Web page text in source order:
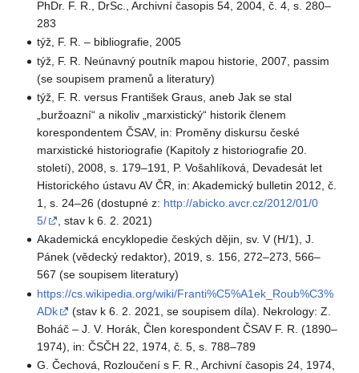
PhDr. F. R., DrSc., Archivní časopis 54, 2004, č. 4, s. 280–
283
týž, F. R. – bibliografie, 2005
týž, F. R. Neúnavný poutník mapou historie, 2007, passim
(se soupisem pramenů a literatury)
týž, F. R. versus František Graus, aneb Jak se stal
„buržoazní“ a nikoliv „marxistický“ historik členem
korespondentem ČSAV, in: Proměny diskursu české
marxistické historiografie (Kapitoly z historiografie 20.
století), 2008, s. 179–191, P. Vošahlíková, Devadesát let
Historického ústavu AV ČR, in: Akademický bulletin 2012, č.
1, s. 24–26 (dostupné z: http://abicko.avcr.cz/2012/01/0
5/
, stav k 6. 2. 2021)
Akademická encyklopedie českých dějin, sv. V (H/1), J.
Pánek (vědecký redaktor), 2019, s. 156, 272–273, 566–
567 (se soupisem literatury)
https://cs.wikipedia.org/wiki/Franti%C5%A1ek_Roub%C3%
ADk
(stav k 6. 2. 2021, se soupisem díla). Nekrology: Z.
Boháč – J. V. Horák, Člen korespondent ČSAV F. R. (1890–
1974), in: ČSČH 22, 1974, č. 5, s. 788–789
G. Čechová, Rozloučení s F. R., Archivní časopis 24, 1974,